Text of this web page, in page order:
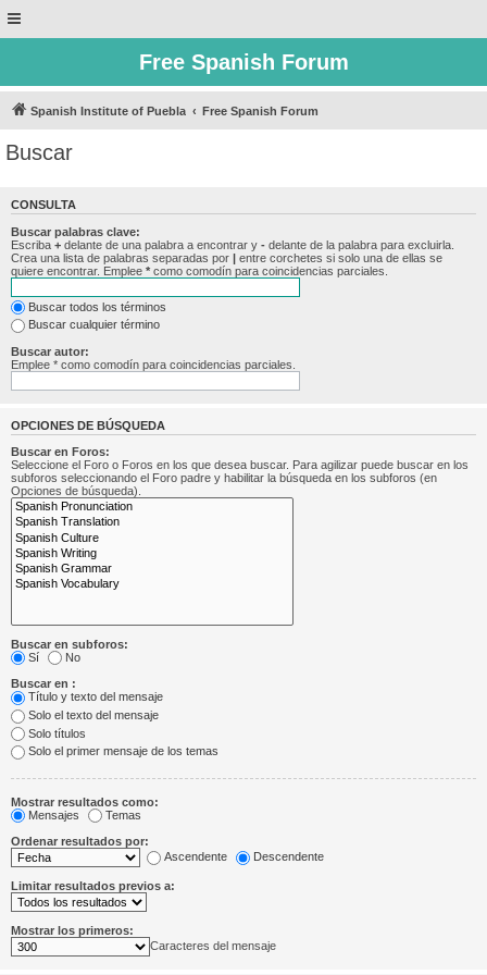
Free Spanish Forum
Spanish Institute of Puebla Free Spanish Forum
Buscar
CONSULTA
Buscar palabras clave:
Escriba + delante de una palabra a encontrar y - delante de la palabra para excluirla.
Crea una lista de palabras separadas por | entre corchetes si solo una de ellas se
quiere encontrar. Emplee * como comodín para coincidencias parciales.
Buscar todos los términos
Buscar cualquier término
Buscar autor:
Emplee * como comodín para coincidencias parciales.
OPCIONES DE BÚSQUEDA
Buscar en Foros:
Seleccione el Foro o Foros en los que desea buscar. Para agilizar puede buscar en los
subforos seleccionando el Foro padre y habilitar la búsqueda en los subforos (en
Opciones de búsqueda).
Buscar en subforos:
Sí
No
Buscar en :
Título y texto del mensaje
Solo el texto del mensaje
Solo títulos
Solo el primer mensaje de los temas
Mostrar resultados como:
Mensajes
Temas
Ordenar resultados por:
Ascendente
Descendente
Limitar resultados previos a:
Mostrar los primeros:
Caracteres del mensaje